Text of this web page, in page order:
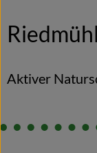
Wein
Getränke
Angebote &
Aktiver